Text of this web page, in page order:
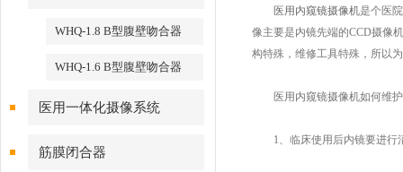
WHQ-1.8 B型腹壁吻合器
WHQ-1.6 B型腹壁吻合器
医用一体化摄像系统
筋膜闭合器
医用内窥镜摄像机是个医
像主要是内镜先端的CCD摄像
构特殊，维修工具特殊，所以
医用内窥镜摄像机如何维护
1、临床使用后内镜要进行清